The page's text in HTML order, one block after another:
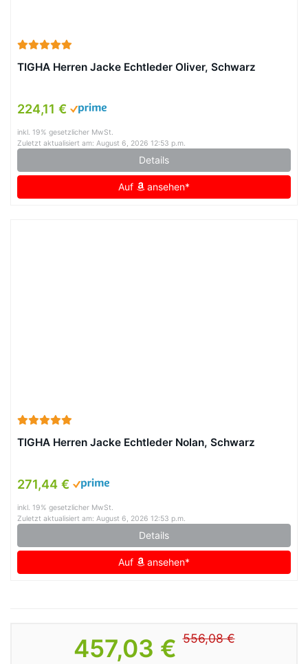
TIGHA Herren Jacke Echtleder Oliver, Schwarz
224,11 €
inkl. 19% gesetzlicher MwSt.
Zuletzt aktualisiert am: August 6, 2026 12:53 p.m.
Details
Auf ansehen*
TIGHA Herren Jacke Echtleder Nolan, Schwarz
271,44 €
inkl. 19% gesetzlicher MwSt.
Zuletzt aktualisiert am: August 6, 2026 12:53 p.m.
Details
Auf ansehen*
457,03 €556,08 €